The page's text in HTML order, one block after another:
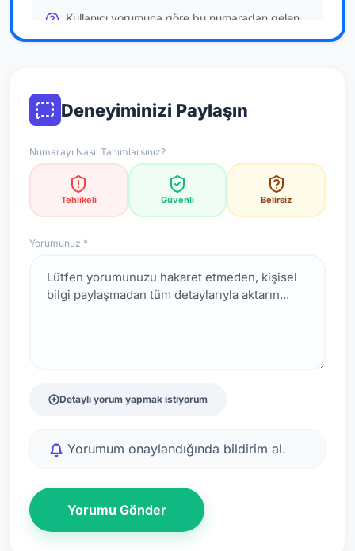
Kullanıcı yorumuna göre bu numaradan gelen
çağrılaratemkinli yaklaşmanızönerilir; bu bir site
resmi doğrulama niteliği taşımaz.
*Not: Değerlendirmeler onaylı kullanıcı yorumlarına göre
güncellenir.
Deneyiminizi Paylaşın
Numarayı Nasıl Tanımlarsınız?
Tehlikeli Güvenli Belirsiz
Yorumunuz *
Detaylı yorum yapmak istiyorum
Yorumum onaylandığında bildirim al.
Yorumu Gönder